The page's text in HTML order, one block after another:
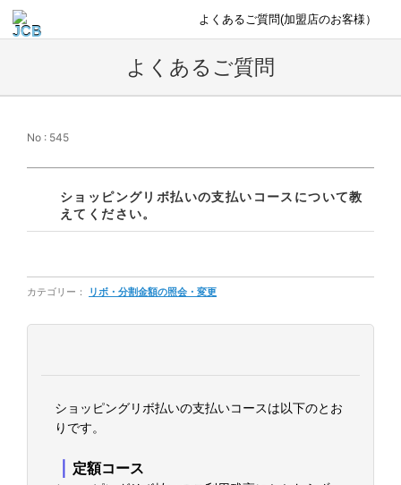
よくあるご質問(加盟店のお客様）
よくあるご質問
No : 545
ショッピングリボ払いの支払いコースについて教
えてください。
カテゴリー： リボ・分割金額の照会・変更
ショッピングリボ払いの支払いコースは以下のとお
りです。
｜ 定額コース